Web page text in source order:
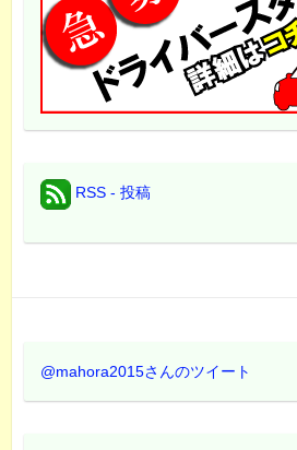
RSS - 投稿
@mahora2015さんのツイート